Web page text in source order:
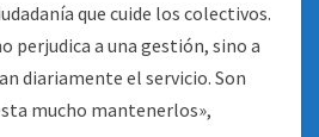
que cuide los colectivos.
perjudica a una gestión, sino a
diariamente el servicio. Son
mucho mantenerlos»,